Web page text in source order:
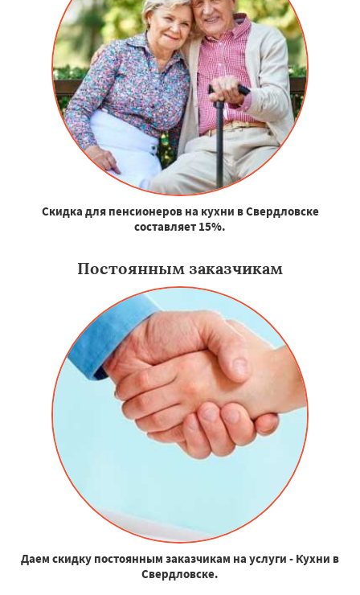
Скидка для пенсионеров на кухни в Свердловске
составляет 15%.
Постоянным заказчикам
Даем скидку постоянным заказчикам на услуги - Кухни в
Свердловске.